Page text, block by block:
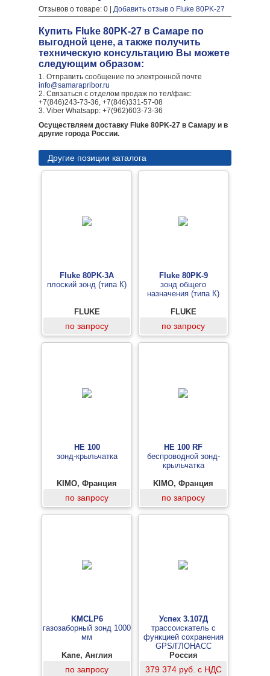
Отзывов о товаре: 0 | Добавить отзыв о Fluke 80PK-27
Купить Fluke 80PK-27 в Самаре по
выгодной цене, а также получить
техническую консультацию Вы можете
следующим образом:
1. Отправить сообщение по электронной почте
info@samarapribor.ru
2. Связаться с отделом продаж по тел/факс:
+7(846)243-73-36, +7(846)331-57-08
3. Viber Whatsapp: +7(962)603-73-36
Осуществляем доставку Fluke 80PK-27 в Самару и в
другие города России.
Другие позиции каталога
Fluke 80PK-3A
плоский зонд (типа К)
FLUKE
по запросу
Fluke 80PK-9
зонд общего
назначения (типа К)
FLUKE
по запросу
HE 100
зонд-крыльчатка
KIMO, Франция
по запросу
HE 100 RF
беспроводной зонд-
крыльчатка
KIMO, Франция
по запросу
KMCLP6
газозаборный зонд 1000
мм
Kane, Англия
по запросу
Успех 3.107Д
трассоискатель с
функцией сохранения
GPS/ГЛОНАСС
координат
Россия
379 374 руб. с НДС